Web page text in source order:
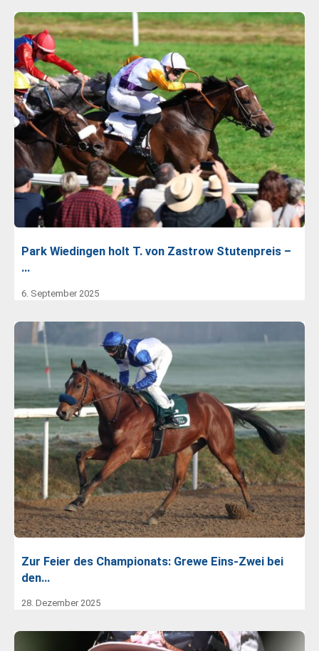
Park Wiedingen holt T. von Zastrow Stutenpreis –
…
6. September 2025
Zur Feier des Championats: Grewe Eins-Zwei bei
den…
28. Dezember 2025